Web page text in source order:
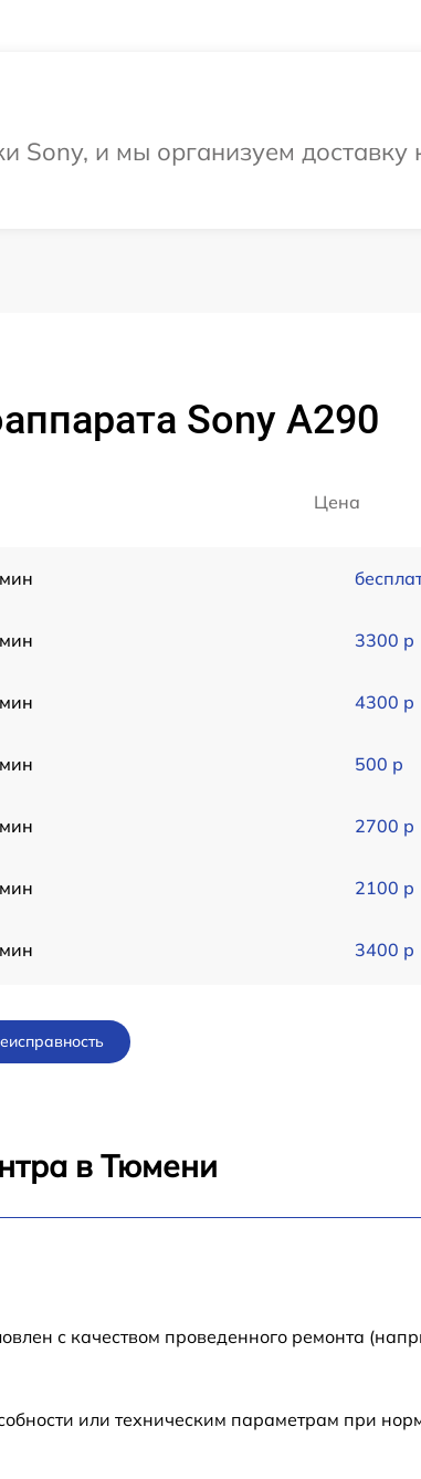
Sony, и мы организуем
Sony A290
Цена
3300 р
4300 р
500 р
2700 р
2100 р
3400 р
в Тюмени
с качеством проведенного ремонта
или техническим параметрам при